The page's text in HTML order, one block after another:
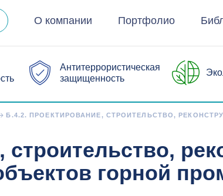
О компании Портфолио
Антитеррористическая
защищенность
Б.4.2. ПРОЕКТИРОВАНИЕ, СТРОИТЕЛЬСТВО,
горной